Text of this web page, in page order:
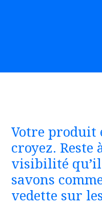
Votre produit
croyez.
visibilité
savons
vedette sur